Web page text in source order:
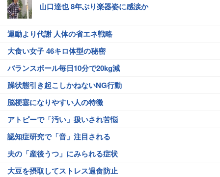
山口達也 8年ぶり楽器姿に感涙か
運動より代謝 人体の省エネ戦略
大食い女子 46キロ体型の秘密
バランスボール毎日10分で20kg減
躁状態引き起こしかねないNG行動
脳梗塞になりやすい人の特徴
アトピーで「汚い」扱いされ苦悩
認知症研究で「音」注目される
夫の「産後うつ」にみられる症状
大豆を摂取してストレス過食防止